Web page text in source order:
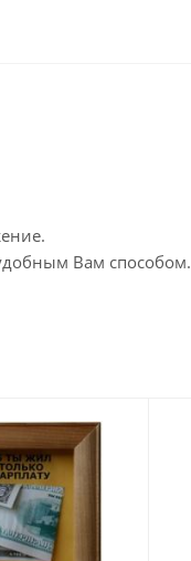
Вам способом.